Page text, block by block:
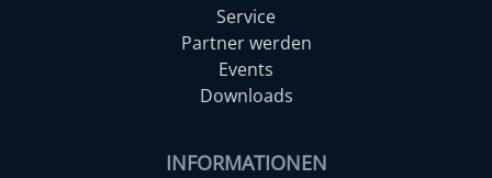
Service
Partner werden
Events
Downloads
INFORMATIONEN